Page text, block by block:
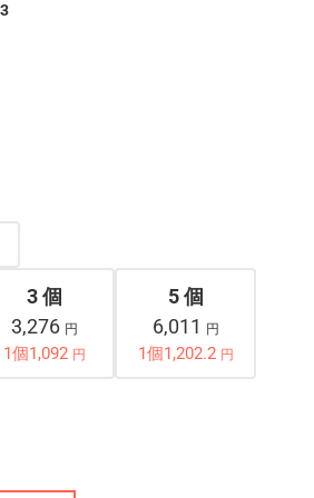
3 個
3,276 円
1個1,092 円
5 個
6,011
円
1個1,202.2 円